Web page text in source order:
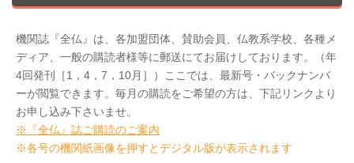
機関誌『全仏』は、各加盟団体、賛助会員、仏教系学校、各種メ
ディア、一般の購読者様等に郵送にてお届けしております。（年
4回発刊［1，4，7，10月］）ここでは、最新号・バックナンバ
ーが閲覧できます。毎月の購読をご希望の方は、下記リンクより
お申し込み下さいませ。
※『全仏』誌ご購読のご案内
※各号の機関紙画像を押すとデジタル版が表示されます